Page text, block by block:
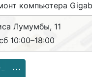
компьютера
Лумумбы, 11
10:00–18:00
37